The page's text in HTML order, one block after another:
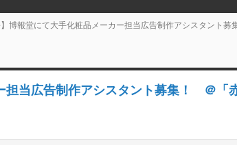
】博報堂にて大手化粧品メーカー担当広告制作アシスタント
担当広告制作アシスタント募集！ ＠「